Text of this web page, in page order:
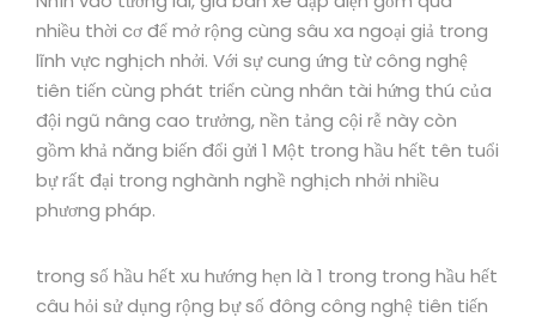
nhiều thời cơ để mở rộng cùng sâu xa ngoại giả trong
lĩnh vực nghịch nhởi. Với sự cung ứng từ công nghệ
tiên tiến cùng phát triển cùng nhân tài hứng thú của
đội ngũ nâng cao trưởng, nền tảng cội rễ này còn
gồm khả năng biến đổi gửi 1 Một trong hầu hết tên tuổi
bự rất đại trong nghành nghề nghịch nhởi nhiều
phương pháp.
trong số hầu hết xu hướng hẹn là 1 trong trong hầu hết
câu hỏi sử dụng rộng bự số đông công nghệ tiên tiến